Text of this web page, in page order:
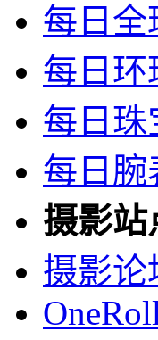
每日全
每日环
每日珠
每日腕
摄影站
摄影论
OneRoll